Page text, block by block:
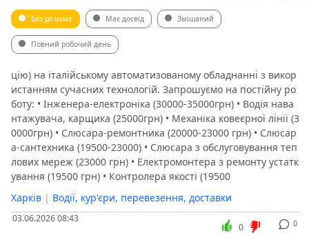
Без резюме Має досвід Змішаний
Повний робочий день
цію) на італійському автоматизованому обладнанні з викор
истанням сучасних технологій. Запрошуємо на постійну ро
боту: • Інженера-електроніка (30000-35000грн) • Водія нава
нтажувача, карщика (25000грн) • Механіка ковеєрної лінії (3
0000грн) • Слюсара-ремонтника (20000-23000 грн) • Слюсар
а-сантехника (19500-23000) • Слюсара з обслуговування теп
лових мереж (23000 грн) • Електромонтера з ремонту устатк
ування (19500 грн) • Контролера якості (19500
Харків | Водії, кур'єри, перевезення, доставки
03.06.2026 08:43 0
0